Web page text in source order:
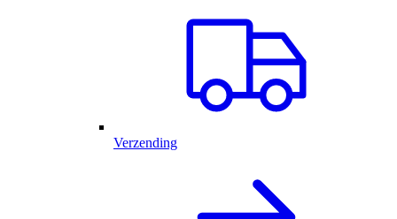
Verzending